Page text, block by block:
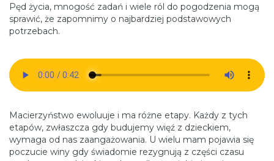
Pęd życia, mnogość zadań i wiele ról do pogodzenia mogą
sprawić, że zapomnimy o najbardziej podstawowych
potrzebach.
Macierzyństwo ewoluuje i ma różne etapy. Każdy z tych
etapów, zwłaszcza gdy budujemy więź z dzieckiem,
wymaga od nas zaangażowania. U wielu mam pojawia się
poczucie winy gdy świadomie rezygnują z części czasu